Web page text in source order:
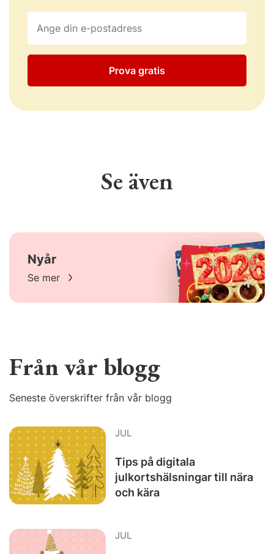
Prova gratis
Se även
Nyår
Se mer
Från vår blogg
Seneste överskrifter från vår blogg
JUL
Tips på digitala
julkortshälsningar till nära
och kära
JUL